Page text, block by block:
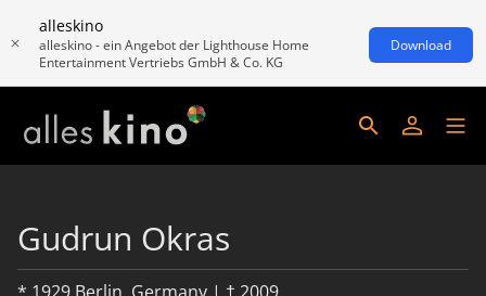
alleskino
alleskino - ein Angebot der Lighthouse Home
Entertainment Vertriebs GmbH & Co. KG
Download
Gudrun Okras